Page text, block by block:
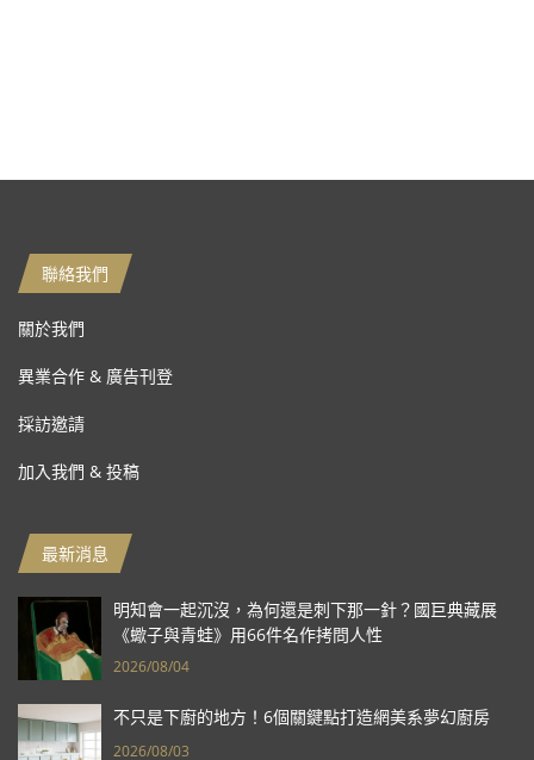
聯絡我們
關於我們
異業合作 & 廣告刊登
採訪邀請
加入我們 & 投稿
最新消息
明知會一起沉沒，為何還是刺下那一針？國巨典藏展
《蠍子與青蛙》用66件名作拷問人性
2026/08/04
不只是下廚的地方！6個關鍵點打造網美系夢幻廚房
2026/08/03